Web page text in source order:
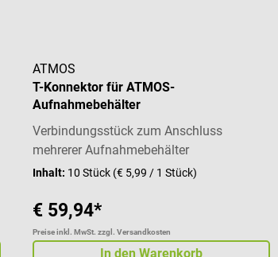
ATMOS
T-Konnektor für ATMOS-
Aufnahmebehälter
Verbindungsstück zum Anschluss
mehrerer Aufnahmebehälter
Inhalt: 10 Stück (€ 5,99 / 1 Stück)
€ 59,94*
Preise inkl. MwSt. zzgl. Versandkosten
In den Warenkorb